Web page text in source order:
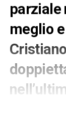
parziale
meglio